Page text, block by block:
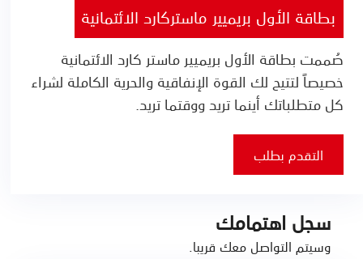
بطاقة الأول بريميير ماستركارد الائتمانية
صُممت بطاقة الأول بريميير ماستر كارد الائتمانية
خصيصاً لتتيح لك القوة الإنفاقية والحرية الكاملة لشراء
كل متطلباتك أينما تريد ووقتما تريد.
التقدم بطلب
سجل اهتمامك
وسيتم التواصل معك قريبا.